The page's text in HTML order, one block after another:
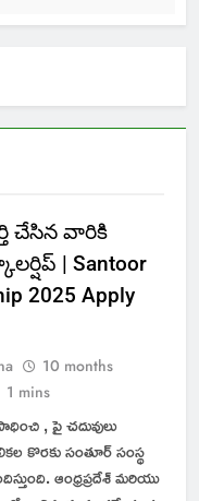
చేసిన వారికి
| Santoor
2025 Apply
10 months
1 mins
, పై చదువులు
కొరకు సంతూర్ సంస్థ
ఆంధ్రప్రదేశ్ మరియు